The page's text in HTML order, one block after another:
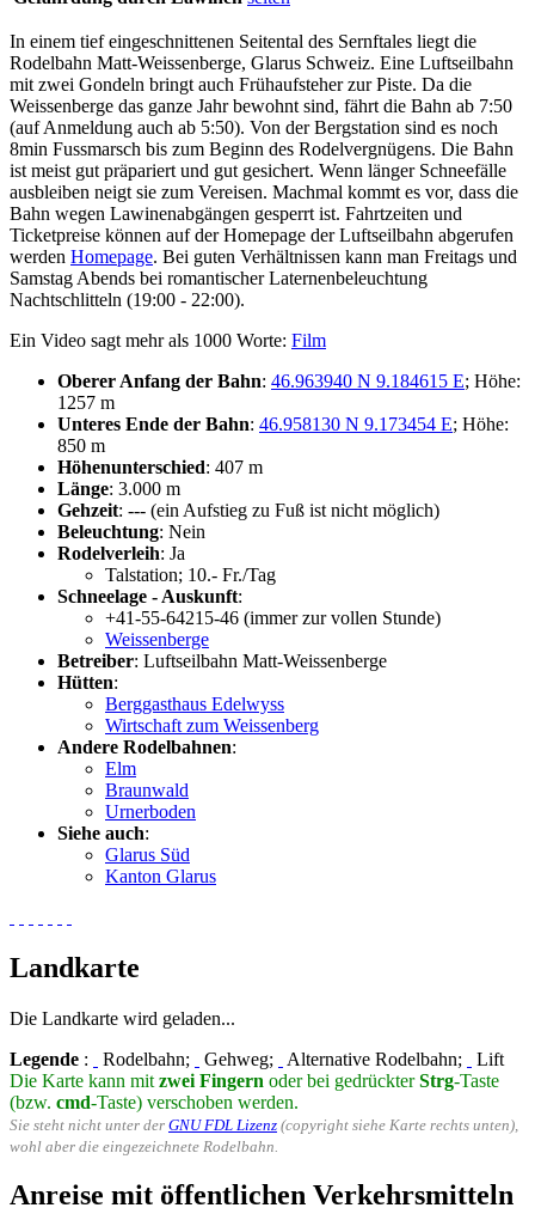
In einem tief eingeschnittenen Seitental des Sernftales liegt die
Rodelbahn Matt-Weissenberge, Glarus Schweiz. Eine Luftseilbahn
mit zwei Gondeln bringt auch Frühaufsteher zur Piste. Da die
Weissenberge das ganze Jahr bewohnt sind, fährt die Bahn ab 7:50
(auf Anmeldung auch ab 5:50). Von der Bergstation sind es noch
8min Fussmarsch bis zum Beginn des Rodelvergnügens. Die Bahn
ist meist gut präpariert und gut gesichert. Wenn länger Schneefälle
ausbleiben neigt sie zum Vereisen. Machmal kommt es vor, dass die
Bahn wegen Lawinenabgängen gesperrt ist. Fahrtzeiten und
Ticketpreise können auf der Homepage der Luftseilbahn abgerufen
werden Homepage. Bei guten Verhältnissen kann man Freitags und
Samstag Abends bei romantischer Laternenbeleuchtung
Nachtschlitteln (19:00 - 22:00).
Ein Video sagt mehr als 1000 Worte: Film
Oberer Anfang der Bahn: 46.963940 N 9.184615 E; Höhe:
1257 m
Unteres Ende der Bahn: 46.958130 N 9.173454 E; Höhe:
850 m
Höhenunterschied: 407 m
Länge: 3.000 m
Gehzeit: --- (ein Aufstieg zu Fuß ist nicht möglich)
Beleuchtung: Nein
Rodelverleih: Ja
Talstation; 10.- Fr./Tag
Schneelage - Auskunft:
+41-55-64215-46 (immer zur vollen Stunde)
Weissenberge
Betreiber: Luftseilbahn Matt-Weissenberge
Hütten:
Berggasthaus Edelwyss
Wirtschaft zum Weissenberg
Andere Rodelbahnen:
Elm
Braunwald
Urnerboden
Siehe auch:
Glarus Süd
Kanton Glarus
Landkarte
Die Landkarte wird geladen...
Legende : Rodelbahn; Gehweg; Alternative Rodelbahn;
Lift
Die Karte kann mit zwei Fingern oder bei gedrückterStrg-Taste
(bzw. cmd-Taste) verschoben werden.
Sie steht nicht unter der GNU FDL Lizenz (copyright siehe Karte rechts unten),
wohl aber die eingezeichnete Rodelbahn.
Anreise mit öffentlichen Verkehrsmitteln